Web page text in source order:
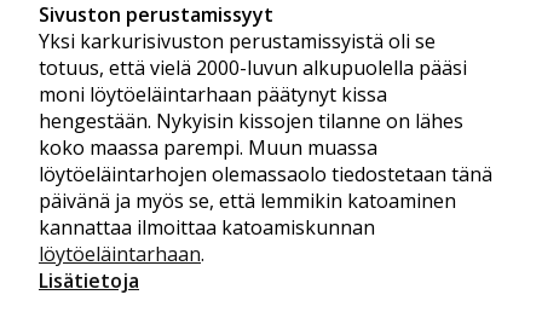
Sivuston perustamissyyt
Yksi karkurisivuston perustamissyistä oli se
totuus, että vielä 2000-luvun alkupuolella pääsi
moni löytöeläintarhaan päätynyt kissa
hengestään. Nykyisin kissojen tilanne on lähes
koko maassa parempi. Muun muassa
löytöeläintarhojen olemassaolo tiedostetaan tänä
päivänä ja myös se, että lemmikin katoaminen
kannattaa ilmoittaa katoamiskunnan
löytöeläintarhaan.
Lisätietoja